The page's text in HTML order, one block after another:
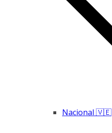
Nacional 🇻🇪